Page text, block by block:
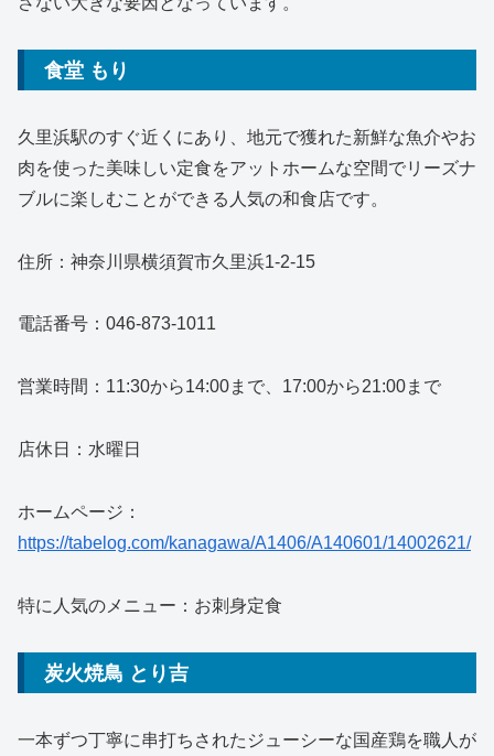
食堂 もり
久里浜駅のすぐ近くにあり、地元で獲れた新鮮な魚介やお
肉を使った美味しい定食をアットホームな空間でリーズナ
ブルに楽しむことができる人気の和食店です。
住所：神奈川県横須賀市久里浜1-2-15
電話番号：046-873-1011
営業時間：11:30から14:00まで、17:00から21:00まで
店休日：水曜日
ホームページ：
https://tabelog.com/kanagawa/A1406/A140601/14002621/
特に人気のメニュー：お刺身定食
炭火焼鳥 とり吉
一本ずつ丁寧に串打ちされたジューシーな国産鶏を職人が